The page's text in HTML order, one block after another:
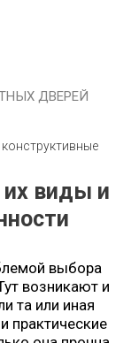
ДВЕРЕЙ
виды и
выбора
возникают и
та или иная
практические